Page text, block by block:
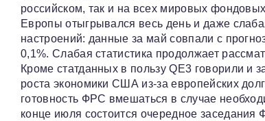
российском, так и на всех мировых
Европы отыгрывался весь день и даже
настроений: данные за май совпали с
0,1%. Слабая статистика продолжает
Кроме статданных в пользу QE3 говорили и
роста экономики США из-за европейских
готовность ФРС вмешаться в случае
конце июля состоится очередное